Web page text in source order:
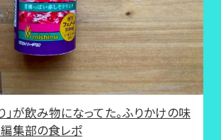
」が飲み物になってた。ふりかけの味
集部の食レポ